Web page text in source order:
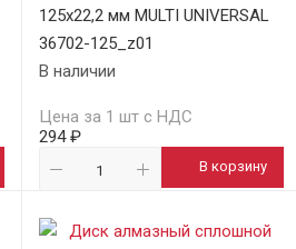
125х22,2 мм MULTI UNIVERSAL
36702-125_z01
В наличии
Цена за 1 шт с НДС
294 ₽
В корзину